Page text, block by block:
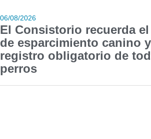
06/08/2026
El Consistorio recuerda
de esparcimiento canino
registro obligatorio de
perros